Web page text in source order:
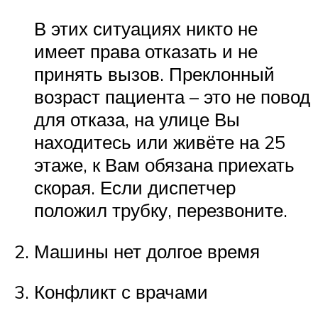
В этих ситуациях никто не
имеет права отказать и не
принять вызов. Преклонный
возраст пациента – это не повод
для отказа, на улице Вы
находитесь или живёте на 25
этаже, к Вам обязана приехать
скорая. Если диспетчер
положил трубку, перезвоните.
Машины нет долгое время
Конфликт с врачами